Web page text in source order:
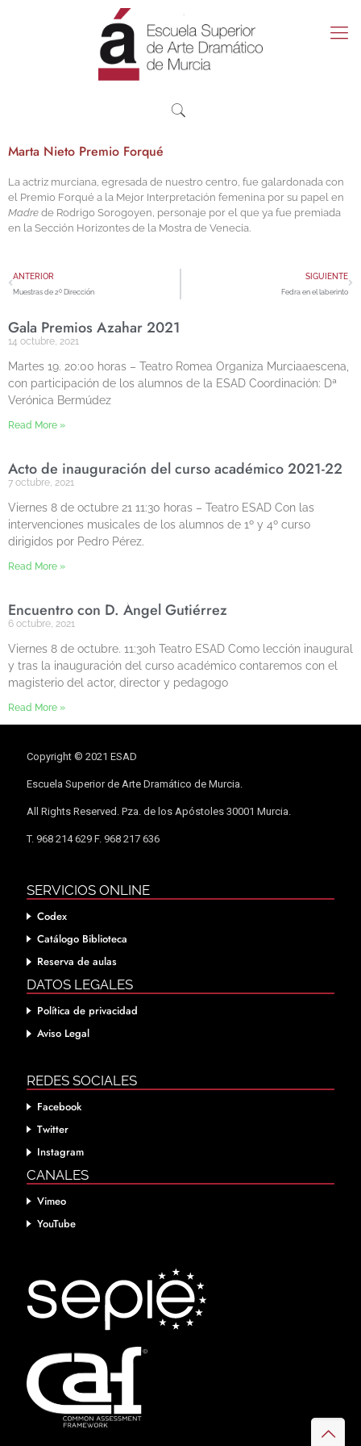
Marta Nieto Premio Forqué
La actriz murciana, egresada de nuestro centro, fue galardonada con
el Premio Forqué a la Mejor Interpretación femenina por su papel en
Madre de Rodrigo Sorogoyen, personaje por el que ya fue premiada
en la Sección Horizontes de la Mostra de Venecia.
ANTERIOR
Muestras de 2º Dirección
SIGUIENTE
Fedra en el laberinto
Gala Premios Azahar 2021
14 octubre, 2021
Martes 19. 20:00 horas – Teatro Romea Organiza Murciaaescena,
con participación de los alumnos de la ESAD Coordinación: Dª
Verónica Bermúdez
Read More »
Acto de inauguración del curso académico 2021-22
7 octubre, 2021
Viernes 8 de octubre 21 11:30 horas – Teatro ESAD Con las
intervenciones musicales de los alumnos de 1º y 4º curso
dirigidos por Pedro Pérez.
Read More »
Encuentro con D. Ángel Gutiérrez
6 octubre, 2021
Viernes 8 de octubre. 11:30h Teatro ESAD Como lección inaugural
y tras la inauguración del curso académico contaremos con el
magisterio del actor, director y pedagogo
Read More »
Copyright © 2021 ESAD
Escuela Superior de Arte Dramático de Murcia.
All Rights Reserved. Pza. de los Apóstoles 30001 Murcia.
T. 968 214 629 F. 968 217 636
SERVICIOS ONLINE
Codex
Catálogo Biblioteca
Reserva de aulas
DATOS LEGALES
Política de privacidad
Aviso Legal
REDES SOCIALES
Facebook
Twitter
Instagram
CANALES
Vimeo
YouTube